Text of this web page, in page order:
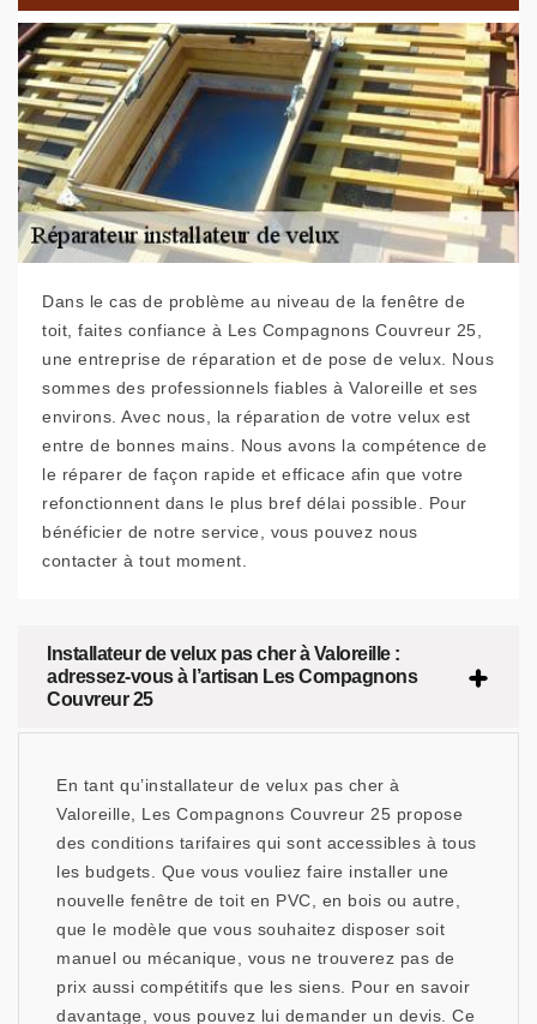
Dans le cas de problème au niveau de la fenêtre de
toit, faites confiance à Les Compagnons Couvreur 25,
une entreprise de réparation et de pose de velux. Nous
sommes des professionnels fiables à Valoreille et ses
environs. Avec nous, la réparation de votre velux est
entre de bonnes mains. Nous avons la compétence de
le réparer de façon rapide et efficace afin que votre
refonctionnent dans le plus bref délai possible. Pour
bénéficier de notre service, vous pouvez nous
contacter à tout moment.
Installateur de velux pas cher à Valoreille :
adressez-vous à l’artisan Les Compagnons
Couvreur 25
En tant qu’installateur de velux pas cher à
Valoreille, Les Compagnons Couvreur 25 propose
des conditions tarifaires qui sont accessibles à tous
les budgets. Que vous vouliez faire installer une
nouvelle fenêtre de toit en PVC, en bois ou autre,
que le modèle que vous souhaitez disposer soit
manuel ou mécanique, vous ne trouverez pas de
prix aussi compétitifs que les siens. Pour en savoir
davantage, vous pouvez lui demander un devis. Ce